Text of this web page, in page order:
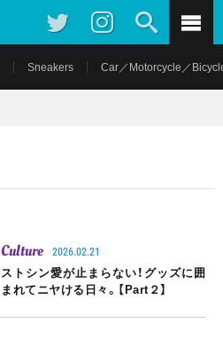
Sneakers Car／Motorcycle／
Culture 2026.02.21
ストシン愛が止まらない！グッズに囲
まれてニヤける日々。【Part２】